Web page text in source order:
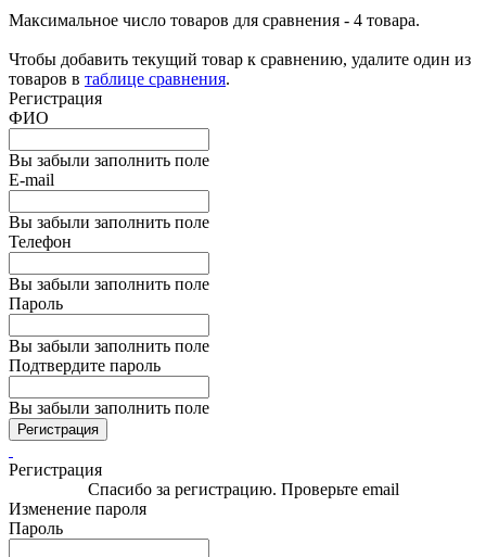
Максимальное число товаров для сравнения - 4 товара.
Чтобы добавить текущий товар к сравнению, удалите один из
товаров в таблице сравнения.
Регистрация
ФИО
Вы забыли заполнить поле
E-mail
Вы забыли заполнить поле
Телефон
Вы забыли заполнить поле
Пароль
Вы забыли заполнить поле
Подтвердите пароль
Вы забыли заполнить поле
Регистрация
Регистрация
Спасибо за регистрацию. Проверьте email
Изменение пароля
Пароль